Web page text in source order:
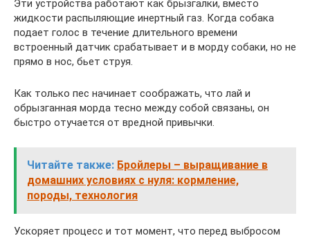
Эти устройства работают как брызгалки, вместо
жидкости распыляющие инертный газ. Когда собака
подает голос в течение длительного времени
встроенный датчик срабатывает и в морду собаки, но не
прямо в нос, бьет струя.
Как только пес начинает соображать, что лай и
обрызганная морда тесно между собой связаны, он
быстро отучается от вредной привычки.
Читайте также: Бройлеры – выращивание в
домашних условиях с нуля: кормление,
породы, технология
Ускоряет процесс и тот момент, что перед выбросом